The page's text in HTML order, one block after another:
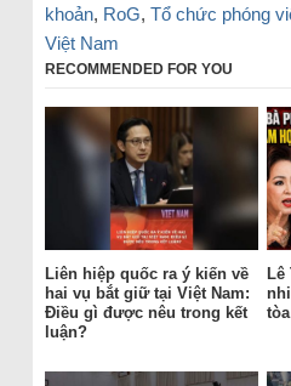
khoản, RoG, Tổ chức phóng
Việt Nam
RECOMMENDED FOR YOU
Liên hiệp quốc ra ý kiến về
hai vụ bắt giữ tại Việt Nam:
Điều gì được nêu trong kết
luận?
Lê